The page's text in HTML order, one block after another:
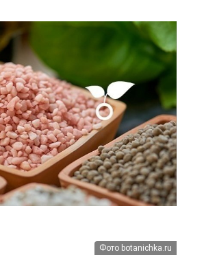
Фото botanichka.ru